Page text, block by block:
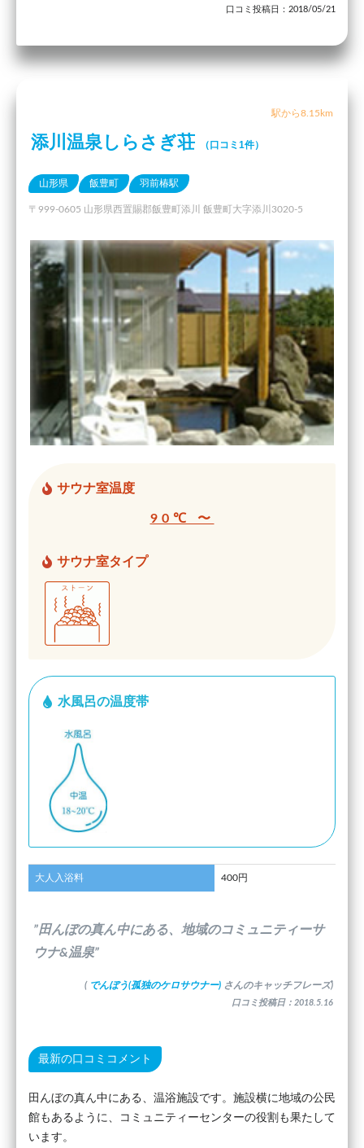
口コミ投稿日：2018/05/21
駅から8.15km
添川温泉しらさぎ荘 （口コミ1件）
山形県 飯豊町 羽前椿駅
〒999-0605 山形県西置賜郡飯豊町添川 飯豊町大字添川3020-5
サウナ室温度
90℃ 〜
サウナ室タイプ
水風呂の温度帯
大人入浴料 400円
”田んぼの真ん中にある、地域のコミュニティーサ
ウナ&温泉”
( でんぼう(孤独のケロサウナー) さんのキャッチフレーズ)
口コミ投稿日：2018.5.16
最新の口コミコメント
田んぼの真ん中にある、温浴施設です。施設横に地域の公民
館もあるように、コミュニティーセンターの役割も果たして
います。